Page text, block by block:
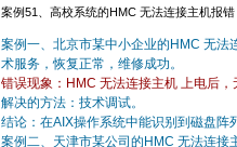
案例51、高校系统的HMC 无法连接主机报错
案例一、北京市某中小企业的HMC 无法
术服务，恢复正常，维修成功。
错误现象：HMC 无法连接主机 上电后
解决的方法：技术调试。
结论：在AIX操作系统中能识别到磁盘阵
案例二、天津市某公司的HMC 无法连接